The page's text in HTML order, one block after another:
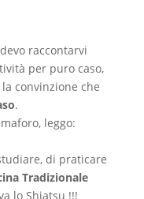
raccontarvi
per puro caso,
convinzione che
.
leggo:
di praticare
Tradizionale
lo Shiatsu !!!